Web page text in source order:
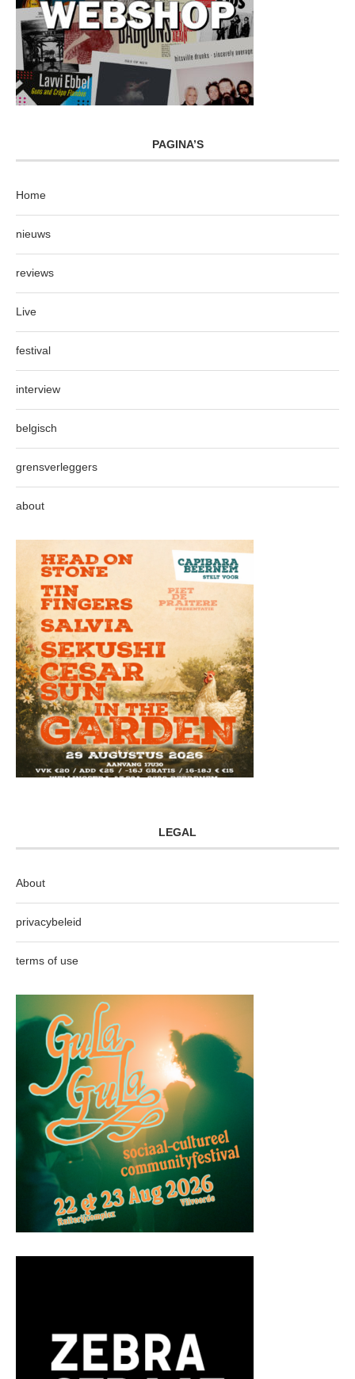
PAGINA’S
Home
nieuws
reviews
Live
festival
interview
belgisch
grensverleggers
about
LEGAL
About
privacybeleid
terms of use